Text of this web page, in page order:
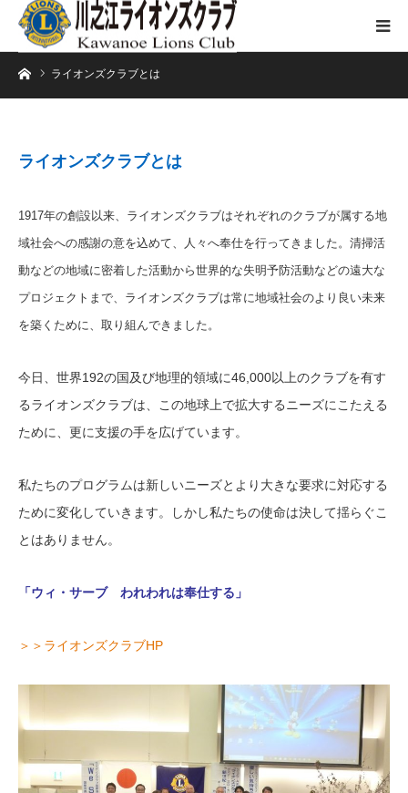
ホームライオンズクラブとは
ライオンズクラブとは
1917年の創設以来、ライオンズクラブはそれぞれのクラブが属する地
域社会への感謝の意を込めて、人々へ奉仕を行ってきました。清掃活
動などの地域に密着した活動から世界的な失明予防活動などの遠大な
プロジェクトまで、ライオンズクラブは常に地域社会のより良い未来
を築くために、取り組んできました。
今日、世界192の国及び地理的領域に46,000以上のクラブを有す
るライオンズクラブは、この地球上で拡大するニーズにこたえる
ために、更に支援の手を広げています。
私たちのプログラムは新しいニーズとより大きな要求に対応する
ために変化していきます。しかし私たちの使命は決して揺らぐこ
とはありません。
「ウィ・サーブ われわれは奉仕する」
＞＞ライオンズクラブHP